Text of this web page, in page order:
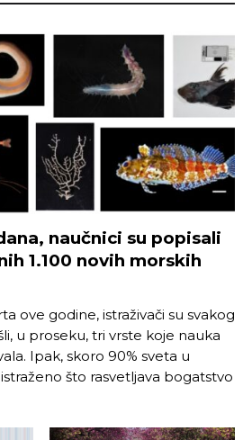
naučnici su popisali
1.100 novih morskih
ove godine, istraživači su svakog
u proseku, tri vrste koje nauka
Ipak, skoro 90% sveta u
što rasvetljava bogatstvo